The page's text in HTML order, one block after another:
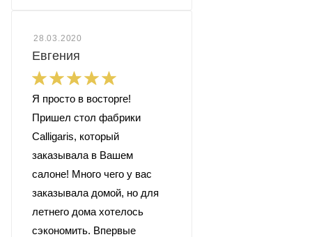
28.03.2020
Евгения
Я просто в восторге!
Пришел стол фабрики
Calligaris, который
заказывала в Вашем
салоне! Много чего у вас
заказывала домой, но для
летнего дома хотелось
сэкономить. Впервые